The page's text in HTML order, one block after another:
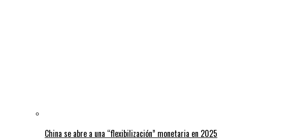
China se abre a una “flexibilización” monetaria en 2025